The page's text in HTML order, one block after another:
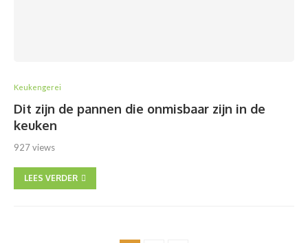
Keukengerei
Dit zijn de pannen die onmisbaar zijn in de
keuken
927 views
LEES VERDER